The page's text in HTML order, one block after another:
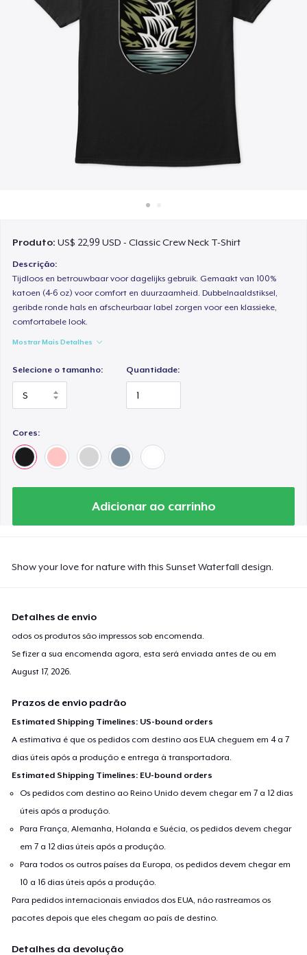
Venda em todo lugar
Venda qualquer coisa
Produto:US$ 22,99 USD - Classic Crew Neck T-Shirt
Descrição:
Tijdloos en betrouwbaar voor dagelijks gebruik. Gemaakt van 100%
katoen (4-6 oz) voor comfort en duurzaamheid. Dubbelnaaldstiksel,
geribde ronde hals en afscheurbaar label zorgen voor een klassieke,
comfortabele look.
Mostrar Mais Detalhes
Selecione o tamanho: Quantidade:
Cores:
Adicionar ao carrinho
Show your love for nature with this Sunset Waterfall design.
Detalhes de envio
odos os produtos são impressos sob encomenda.
Se fizer a sua encomenda agora, esta será enviada antes de ou em
August 17, 2026
Prazos de envio padrão
Estimated Shipping Timelines: US-bound orders
A estimativa é que os pedidos com destino aos EUA cheguem em 4 a 7
dias úteis após a produção e entrega à transportadora.
Estimated Shipping Timelines: EU-bound orders
Os pedidos com destino ao Reino Unido devem chegar em 7 a 12 dias
úteis após a produção.
Para França, Alemanha, Holanda e Suécia, os pedidos devem chegar
em 7 a 12 dias úteis após a produção.
Para todos os outros países da Europa, os pedidos devem chegar em
10 a 16 dias úteis após a produção.
Para pedidos internacionais enviados dos EUA, não rastreamos os
pacotes depois que eles chegam ao país de destino.
Detalhes da devolução